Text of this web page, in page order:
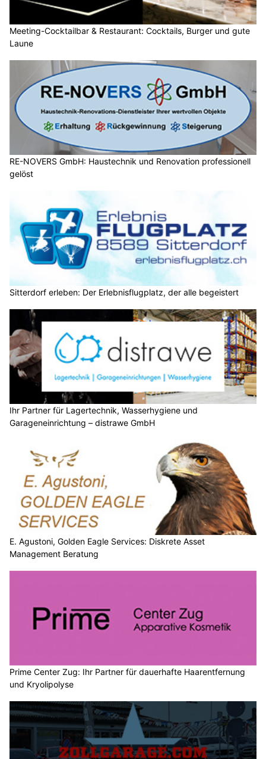
Meeting-Cocktailbar & Restaurant: Cocktails, Burger und gute
Laune
RE-NOVERS GmbH: Haustechnik und Renovation professionell
gelöst
Sitterdorf erleben: Der Erlebnisflugplatz, der alle begeistert
Ihr Partner für Lagertechnik, Wasserhygiene und
Garageneinrichtung – distrawe GmbH
E. Agustoni, Golden Eagle Services: Diskrete Asset
Management Beratung
Prime Center Zug: Ihr Partner für dauerhafte Haarentfernung
und Kryolipolyse